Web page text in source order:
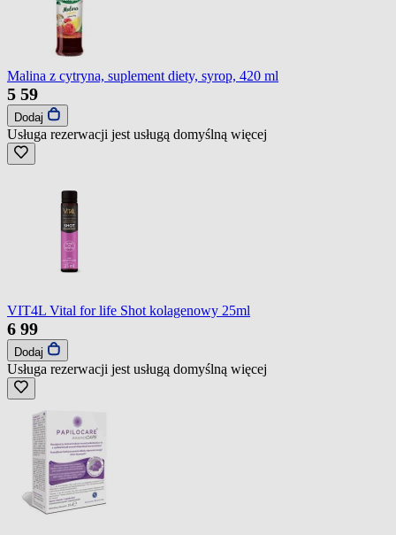
Malina z cytryna, suplement diety, syrop, 420 ml
5 59
Dodaj
Usługa rezerwacji jest usługą domyślną więcej
VIT4L Vital for life Shot kolagenowy 25ml
6 99
Dodaj
Usługa rezerwacji jest usługą domyślną więcej